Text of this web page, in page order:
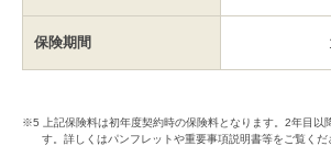
保険期間
※5 上記保険料は初年度契約時の保険料となります。2年目以
す。詳しくはパンフレットや重要事項説明書等をご覧くだ